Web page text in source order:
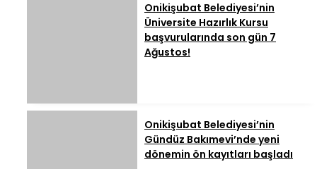
Onikişubat Belediyesi’nin
Üniversite Hazırlık Kursu
başvurularında son gün 7
Ağustos!
Onikişubat Belediyesi’nin
Gündüz Bakımevi’nde yeni
dönemin ön kayıtları başladı